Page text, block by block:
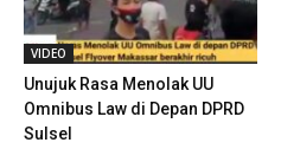
VIDEO
Unujuk Rasa Menolak UU
Omnibus Law di Depan DPRD
Sulsel